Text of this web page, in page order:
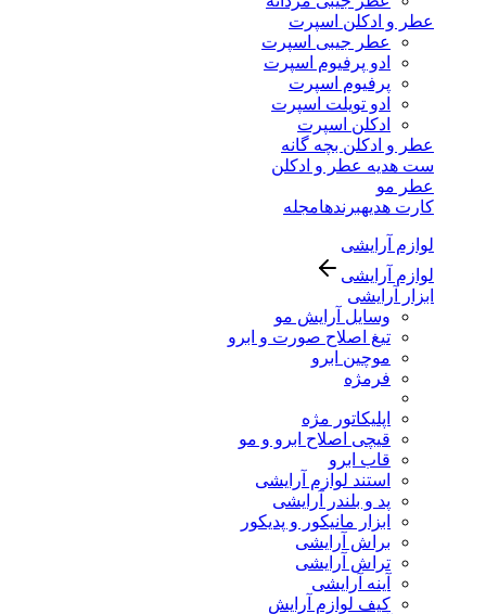
عطر و ادکلن اسپرت
عطر جیبی اسپرت
ادو پرفیوم اسپرت
پرفیوم اسپرت
ادو تویلت اسپرت
ادکلن اسپرت
عطر و ادکلن بچه گانه
ست هدیه عطر و ادکلن
عطر مو
کارت هدیهبرندهامجله
لوازم آرایشی
لوازم آرایشی
ابزار آرایشی
وسایل آرایش مو
تیغ اصلاح صورت و ابرو
موچین ابرو
فرمژه
اپلیکاتور مژه
قیچی اصلاح ابرو و مو
قاب ابرو
استند لوازم آرایشی
پد و بلندر آرایشی
ابزار مانیکور و پدیکور
براش آرایشی
تراش آرایشی
آینه آرایشی
کیف لوازم آرایش